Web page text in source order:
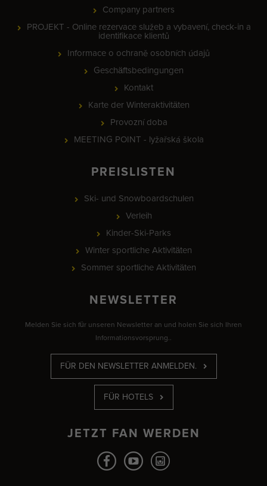
Company partners
PROJEKT - Online rezervace služeb a vybavení, check-in a
identifikace klientů
Informace o ochraně osobních údajů
Geschäftsbedingungen
Kontakt
Karte der Winteraktivitäten
Provozní doba
MEETING POINT - lyžařská škola
PREISLISTEN
Ski- und Snowboardschulen
Verleih
Kinder-Ski-Parks
Winter sportliche Aktivitäten
Sommer sportliche Aktivitäten
NEWSLETTER
Melden Sie sich für unseren Newsletter an und holen Sie sich Ihren
Informationsvorsprung..
FÜR DEN NEWSLETTER ANMELDEN.
FÜR HOTELS
JETZT FAN WERDEN